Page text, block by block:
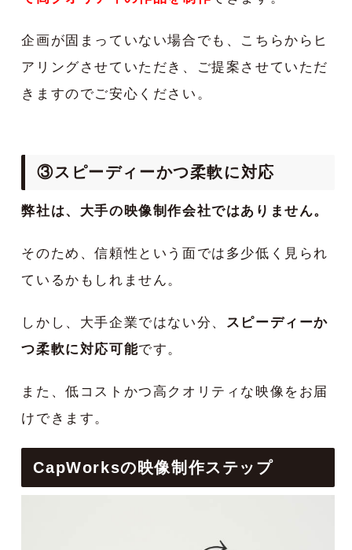
企画が固まっていない場合でも、こちらからヒ
アリングさせていただき、ご提案させていただ
きますのでご安心ください。
③スピーディーかつ柔軟に対応
弊社は、大手の映像制作会社ではありません。
そのため、信頼性という面では多少低く見られ
ているかもしれません。
しかし、大手企業ではない分、
スピーディーか
つ柔軟に対応可能です。
また、低コストかつ高クオリティな映像をお届
けできます。
CapWorksの映像制作ステップ